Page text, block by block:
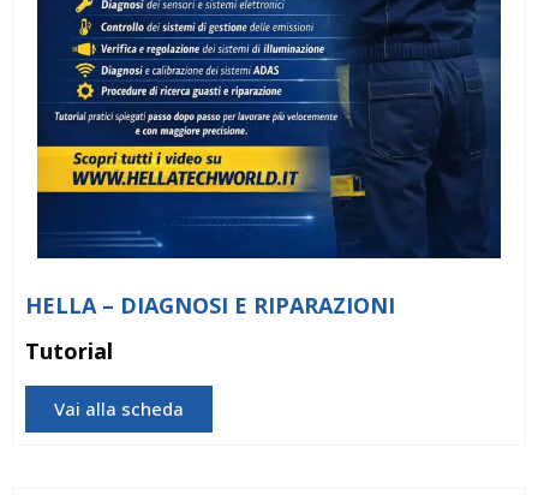
HELLA – DIAGNOSI E RIPARAZIONI
Tutorial
Vai alla scheda